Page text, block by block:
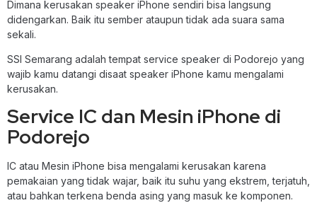
Dimana kerusakan speaker iPhone sendiri bisa langsung
didengarkan. Baik itu sember ataupun tidak ada suara sama
sekali.
SSI Semarang adalah tempat service speaker di Podorejo yang
wajib kamu datangi disaat speaker iPhone kamu mengalami
kerusakan.
Service IC dan Mesin iPhone di
Podorejo
IC atau Mesin iPhone bisa mengalami kerusakan karena
pemakaian yang tidak wajar, baik itu suhu yang ekstrem, terjatuh,
atau bahkan terkena benda asing yang masuk ke komponen.